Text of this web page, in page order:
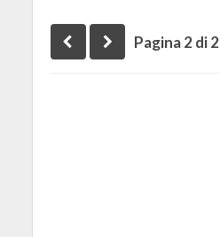
Pagina 2 di 2